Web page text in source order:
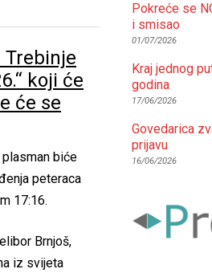
Trebinje
koji će
će se
biće
peteraca
17:16.
Brnjoš,
iz svijeta
Pokreće se
i smisao
01/07/2026
Kraj jednog
godina
17/06/2026
Govedarica
prijavu
16/06/2026